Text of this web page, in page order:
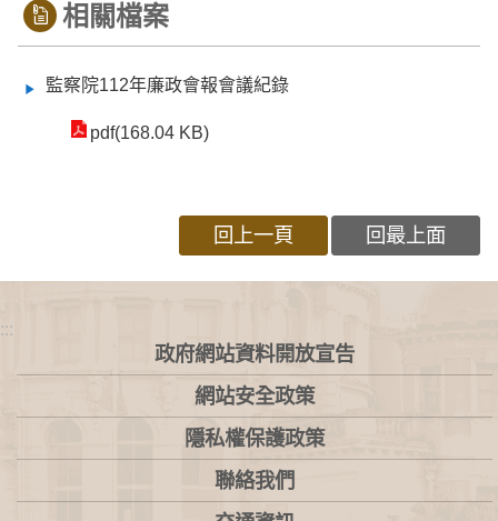
相關檔案
監察院112年廉政會報會議紀錄
pdf(168.04 KB)
回上一頁 回最上面
:::
政府網站資料開放宣告
網站安全政策
隱私權保護政策
聯絡我們